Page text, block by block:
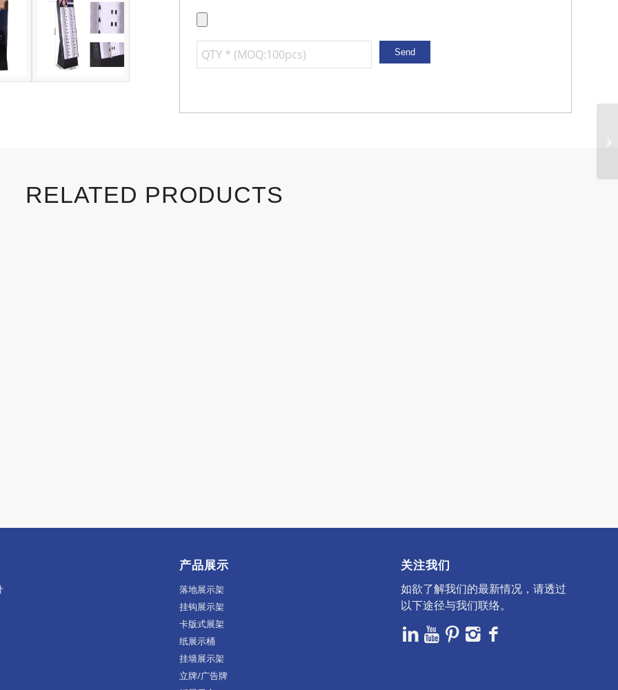
RELATED PRODUCTS
产品展示
落地展示架
挂钩展示架
卡版式展架
纸展示桶
挂墙展示架
立牌/广告牌
关注我们
如欲了解我们的最新情况，请透过
以下途径与我们联络。